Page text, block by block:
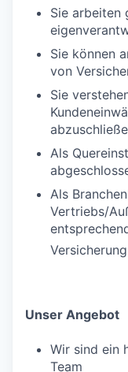
Sie arbeiten
Sie können
von
Sie
Als
Als
Vertriebs/
Unser Angebot
Wir sind ein
Team